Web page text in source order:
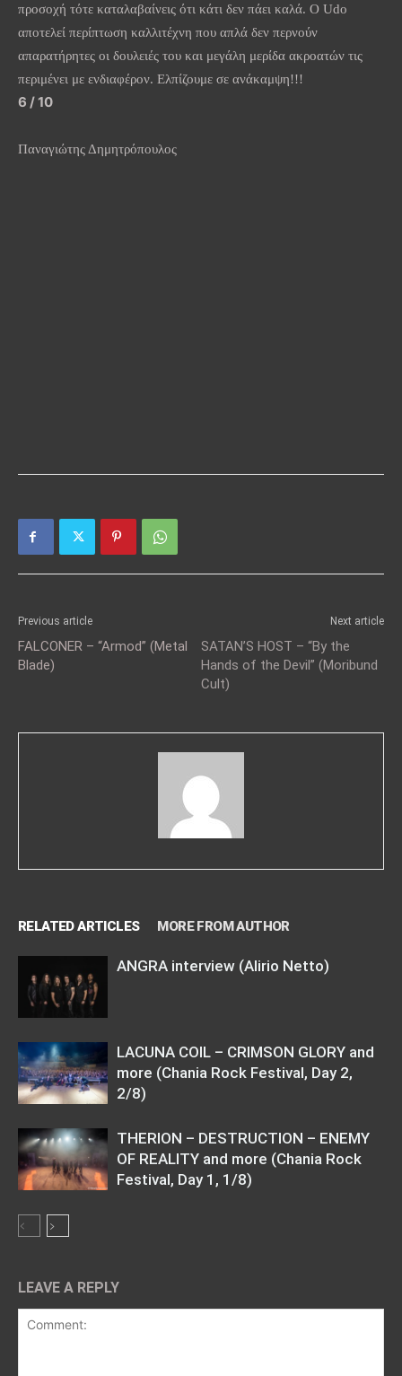
προσοχή τότε καταλαβαίνεις ότι κάτι δεν πάει καλά. Ο Udo
αποτελεί περίπτωση καλλιτέχνη που απλά δεν περνούν
απαρατήρητες οι δουλειές του και μεγάλη μερίδα ακροατών τις
περιμένει με ενδιαφέρον. Ελπίζουμε σε ανάκαμψη!!!
6 / 10
Παναγιώτης Δημητρόπουλος
Previous article
FALCONER – “Armod” (Metal
Blade)
Next article
SATAN’S HOST – “By the
Hands of the Devil” (Moribund
Cult)
RELATED ARTICLES MORE FROM AUTHOR
ANGRA interview (Alirio Netto)
LACUNA COIL – CRIMSON GLORY and
more (Chania Rock Festival, Day 2,
2/8)
THERION – DESTRUCTION – ENEMY
OF REALITY and more (Chania Rock
Festival, Day 1, 1/8)
LEAVE A REPLY